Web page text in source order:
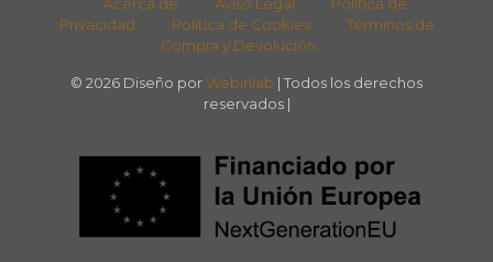
Privacidad
Política de Cookies
Términos de
Compra y Devolución
© 2026 Diseño por Webinlab | Todos los derechos
reservados |